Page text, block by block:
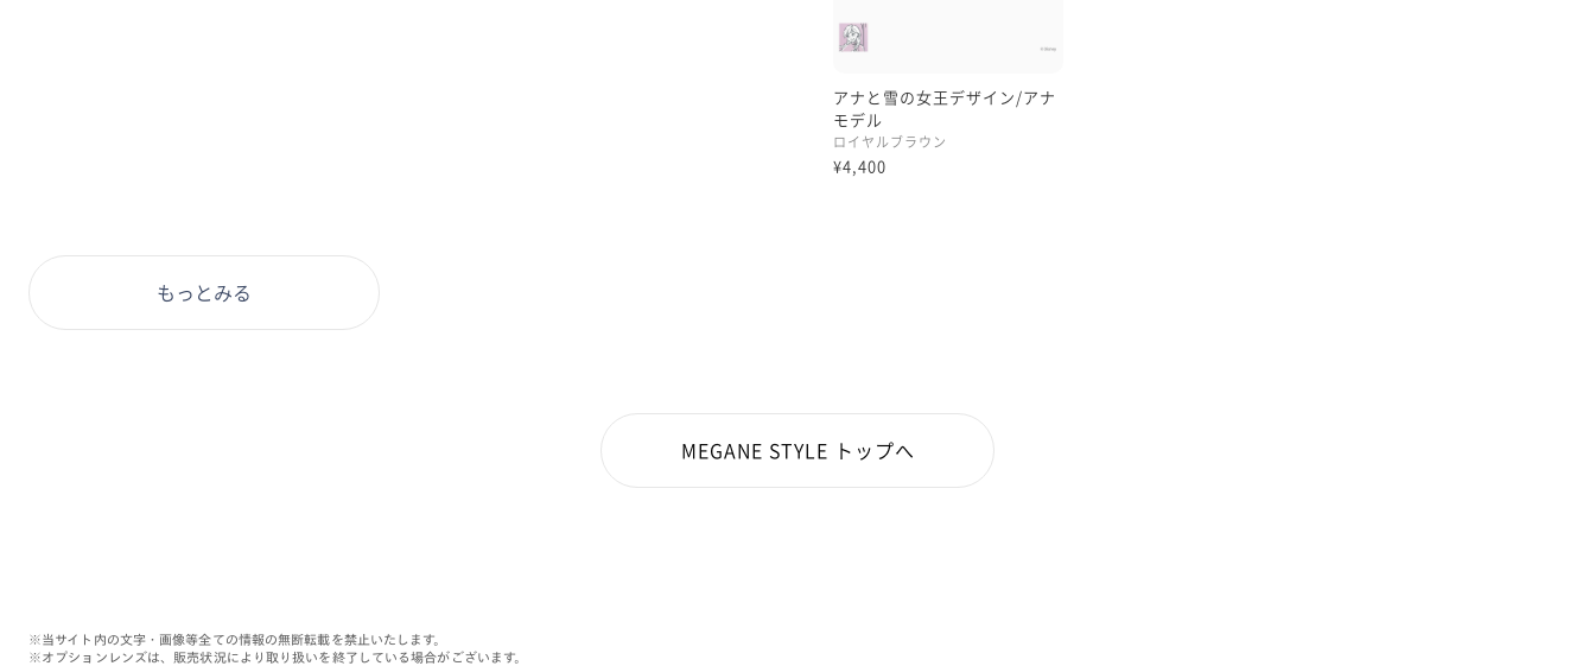
アナと雪の女王デザイン/アナ
モデル
ロイヤルブラウン
¥4,400
もっとみる
MEGANE STYLE トップへ
※当サイト内の文字・画像等全ての情報の無断転載を禁止いたします。
※オプションレンズは、販売状況により取り扱いを終了している場合がございます。